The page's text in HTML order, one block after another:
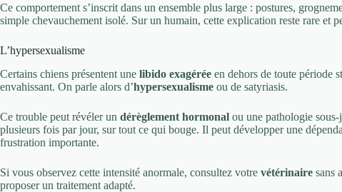
Ce comportement s’inscrit dans un ensemble plus large : postures,
simple chevauchement isolé. Sur un humain, cette explication reste rare et
L’hypersexualisme
Certains chiens présentent une libido exagérée en dehors de toute période
envahissant. On parle alors d’hypersexualisme ou de satyriasis.
Ce trouble peut révéler un dérèglement hormonal ou une pathologie
plusieurs fois par jour, sur tout ce qui bouge. Il peut développer une
frustration importante.
Si vous observez cette intensité anormale, consultez votre vétérinaire sans
proposer un traitement adapté.